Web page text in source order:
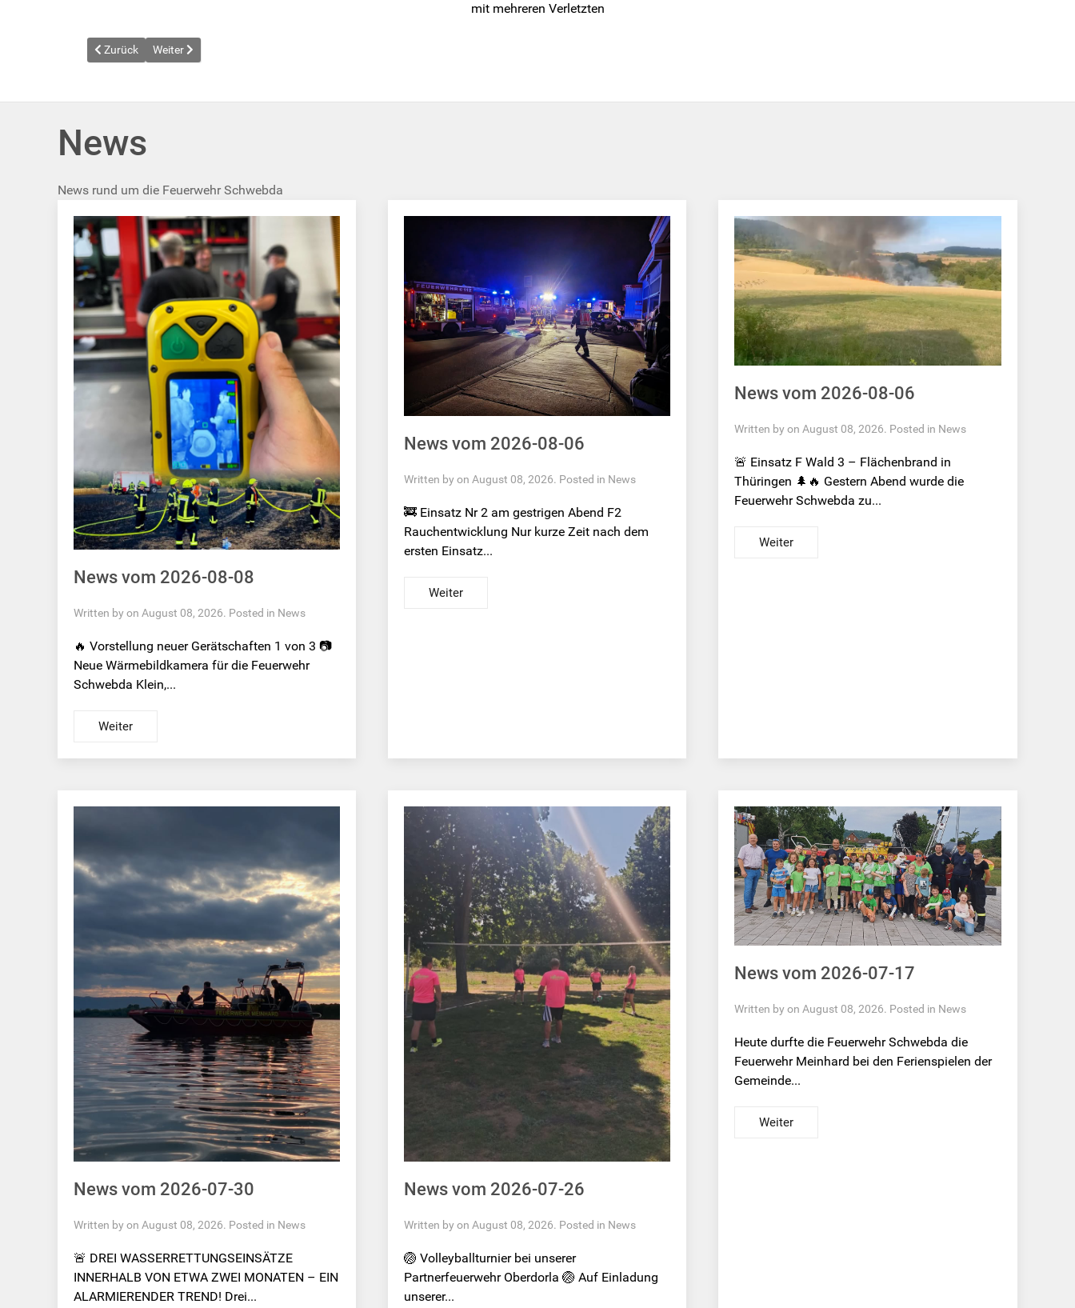
mit mehreren Verletzten
Vorheriger Beitrag: Jugendfeuerwehr Schwebda beim Landesentscheid
Zurück Nächster Beitrag: News vom 2022-10-10
Weiter
News
News rund um die Feuerwehr Schwebda
News vom 2026-08-08
Written by on August 08, 2026. Posted in News
🔥 Vorstellung neuer Gerätschaften 1 von 3 📷
Neue Wärmebildkamera für die Feuerwehr
Schwebda Klein,...
Weiter
News vom 2026-08-06
Written by on August 08, 2026. Posted in News
🚒 Einsatz Nr 2 am gestrigen Abend F2
Rauchentwicklung Nur kurze Zeit nach dem
ersten Einsatz...
Weiter
News vom 2026-08-06
Written by on August 08, 2026. Posted in News
🚨 Einsatz F Wald 3 – Flächenbrand in
Thüringen 🌲🔥 Gestern Abend wurde die
Feuerwehr Schwebda zu...
Weiter
News vom 2026-07-30
Written by on August 08, 2026. Posted in News
🚨 DREI WASSERRETTUNGSEINSÄTZE
INNERHALB VON ETWA ZWEI MONATEN – EIN
ALARMIERENDER TREND! Drei...
News vom 2026-07-26
Written by on August 08, 2026. Posted in News
🏐 Volleyballturnier bei unserer
Partnerfeuerwehr Oberdorla 🏐 Auf Einladung
unserer...
News vom 2026-07-17
Written by on August 08, 2026. Posted in News
Heute durfte die Feuerwehr Schwebda die
Feuerwehr Meinhard bei den Ferienspielen der
Gemeinde...
Weiter